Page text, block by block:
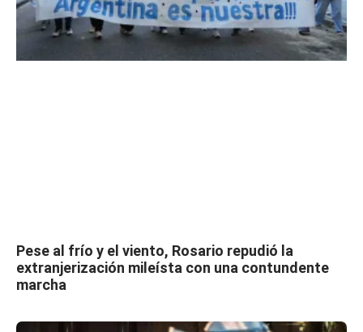
Pese al frío y el viento, Rosario repudió la
extranjerización mileísta con una contundente
marcha